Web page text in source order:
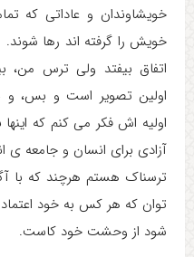
خویشاوندان و عاداتی که
خویش را گرفته اند رها
اتفاق بیفتد ولی ترس من،
اولین تصویر است و بس، و
اولیه اش فکر می کنم که
آزادی برای انسان و جامعه ی
ترسناک هستم هرچند که با
توان که هر کس به خود
شود از وحشت خود کاست.